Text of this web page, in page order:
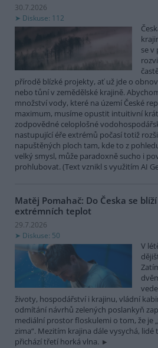
30.7.2026
Diskuse: 112
se v
přírodě blízké projekty, ať už jde o
nebo tůní v zemědělské krajině.
množství vody, které na území České
maximum, musíme opustit intuitivní
zodpovědné celoplošné
nastupující éře extrémů počasí totiž
napuštěných ploch tam, kde to z
velký smysl, může paradoxně sucho i
prohlubovat. (Text vznikl s využitím AI
Matěj Pomahač: Do Česka se
extrémních teplot
29.7.2026
Diskuse: 50
V
životy, hospodářství i krajinu, vládní
odmítání návrhů zelených poslankyň
mediální prostor floskulemi o tom, že je
zima“. Mezitím krajina dále vysychá, lidé
přichází třetí horká vlna.